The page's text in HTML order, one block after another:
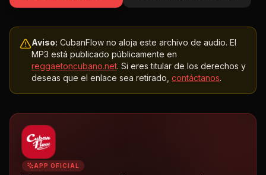
Aviso: CubanFlow no aloja este archivo de audio. El
MP3 está publicado públicamente en
reggaetoncubano.net. Si eres titular de los derechos y
deseas que el enlace sea retirado, contáctanos.
APP OFICIAL